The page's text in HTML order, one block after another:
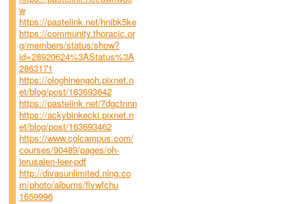
w
https://pastelink.net/hnibk5ke
https://community.thoracic.or
g/members/status/show?
id=28920624%3AStatus%3A
2863171
https://ologhinengoh.pixnet.n
et/blog/post/163693642
https://pastelink.net/7dgctnnn
https://ackybinkecki.pixnet.n
et/blog/post/163693462
https://www.colcampus.com/
courses/90489/pages/oh-
jerusalen-leer-pdf
http://divasunlimited.ning.co
m/photo/albums/flvwfchu
1659996